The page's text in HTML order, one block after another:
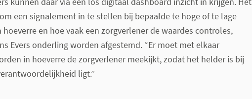
een signalement in te stellen bij bepaalde te hoge of te lage
hoeverre en hoe vaak een zorgverlener de waardes controles,
Evers onderling worden afgestemd. “Er moet met elkaar
in hoeverre de zorgverlener meekijkt, zodat het helder is bij
ligt.”